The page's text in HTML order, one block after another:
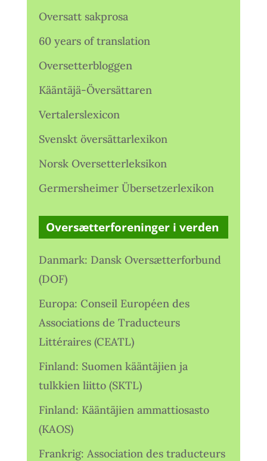
Oversatt sakprosa
60 years of translation
Oversetterbloggen
Kääntäjä-Översättaren
Vertalerslexicon
Svenskt översättarlexikon
Norsk Oversetterleksikon
Germersheimer Übersetzerlexikon
Oversætterforeninger i verden
Danmark: Dansk Oversætterforbund
(DOF)
Europa: Conseil Européen des
Associations de Traducteurs
Littéraires (CEATL)
Finland: Suomen kääntäjien ja
tulkkien liitto (SKTL)
Finland: Kääntäjien ammattiosasto
(KAOS)
Frankrig: Association des traducteurs